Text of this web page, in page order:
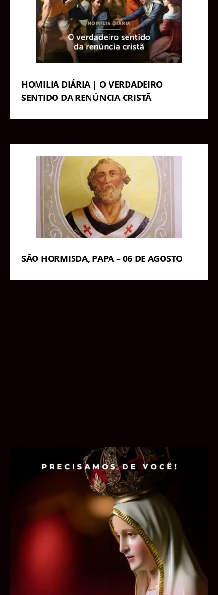
HOMILIA DIÁRIA | O VERDADEIRO
SENTIDO DA RENÚNCIA CRISTÃ
SÃO HORMISDA, PAPA – 06 DE AGOSTO